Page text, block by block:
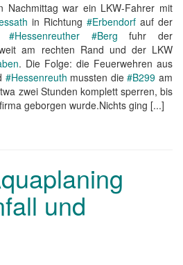
Nachmittag war ein LKW-Fahrer mit
in Richtung #Erbendorf auf der
#Hessenreuther #Berg fuhr der
am rechten Rand und der LKW
. Die Folge: die Feuerwehren aus
#Hessenreuth mussten die#B299 am
zwei Stunden komplett sperren, bis
geborgen wurde.Nichts ging [...]
und